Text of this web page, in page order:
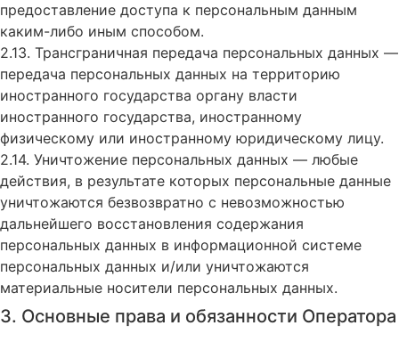
предоставление доступа к персональным данным
каким-либо иным способом.
2.13. Трансграничная передача персональных данных —
передача персональных данных на территорию
иностранного государства органу власти
иностранного государства, иностранному
физическому или иностранному юридическому лицу.
2.14. Уничтожение персональных данных — любые
действия, в результате которых персональные данные
уничтожаются безвозвратно с невозможностью
дальнейшего восстановления содержания
персональных данных в информационной системе
персональных данных и/или уничтожаются
материальные носители персональных данных.
3. Основные права и обязанности Оператора